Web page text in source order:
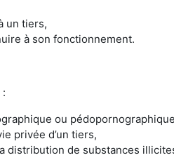
un tiers,
à son fonctionnement.
ou
privée d’un tiers,
distribution de substances